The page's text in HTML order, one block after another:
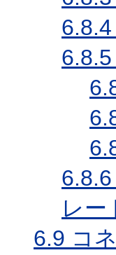
6.8.4
6.8.5
6.8.6
レー
6.9 コ